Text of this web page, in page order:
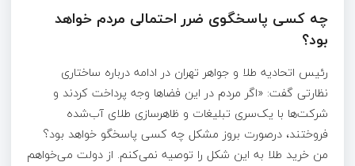
چه کسی پاسخگوی ضرر احتمالی مردم خواهد
بود؟
رئیس اتحادیه طلا و جواهر تهران در ادامه درباره ساختاری
نظارتی گفت: «اگر مردم در این فضاها وجه پرداخت کردند و
شرکت‌ها با یک‌سری تبلیغات و ظاهرسازی طلای آب‌شده
فروختند، درصورت بروز مشکل چه کسی پاسخگو خواهد بود؟
من خرید طلا به این شکل را توصیه نمی‌کنم. از دولت می‌خواهم